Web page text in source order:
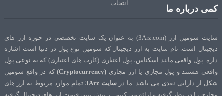
کمی درباره ما
سایت سومین ارز (3Arz.com) به عنوان یک سایت تخصصی در حوزه ارز های
دیجیتال است. نام سایت به ارز دیجیتال که سومین نوع پول در دنیا است اشاره
داره. پول واقعی مانند اسکناس، پول اعتباری (کارت های اعتباری) که به نوعی پول
واقعی هستند و پول مجازی یا ارز مجازی (Cryptocurrency)
که در واقع سومین
شکل از دارایی نقدی می باشد. ما در سایت 3Arz
تمام موارد مربوط به ارز های
مجازی را در نظر گرفته و ارائه می کنیم. از پیش بینی قیمت ارز های دیجیتال گرفته